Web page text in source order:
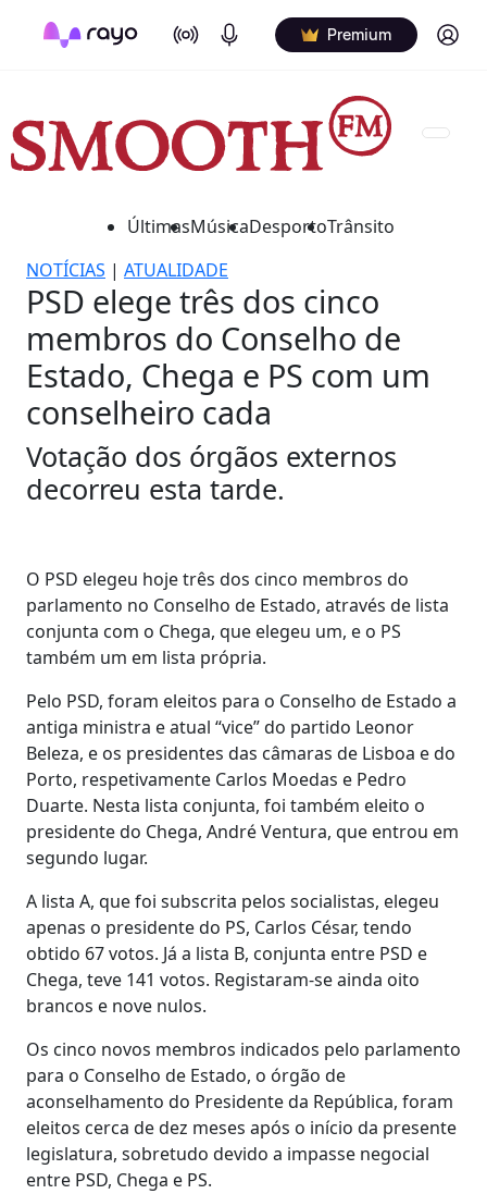
On Air Podcasts Premium Log in
ÚltimasMúsicaDesportoTrânsito
NOTÍCIAS | ATUALIDADE
PSD elege três dos cinco
membros do Conselho de
Estado, Chega e PS com um
conselheiro cada
Votação dos órgãos externos
decorreu esta tarde.
O PSD elegeu hoje três dos cinco membros do
parlamento no Conselho de Estado, através de lista
conjunta com o Chega, que elegeu um, e o PS
também um em lista própria.
Pelo PSD, foram eleitos para o Conselho de Estado a
antiga ministra e atual “vice” do partido Leonor
Beleza, e os presidentes das câmaras de Lisboa e do
Porto, respetivamente Carlos Moedas e Pedro
Duarte. Nesta lista conjunta, foi também eleito o
presidente do Chega, André Ventura, que entrou em
segundo lugar.
A lista A, que foi subscrita pelos socialistas, elegeu
apenas o presidente do PS, Carlos César, tendo
obtido 67 votos. Já a lista B, conjunta entre PSD e
Chega, teve 141 votos. Registaram-se ainda oito
brancos e nove nulos.
Os cinco novos membros indicados pelo parlamento
para o Conselho de Estado, o órgão de
aconselhamento do Presidente da República, foram
eleitos cerca de dez meses após o início da presente
legislatura, sobretudo devido a impasse negocial
entre PSD, Chega e PS.